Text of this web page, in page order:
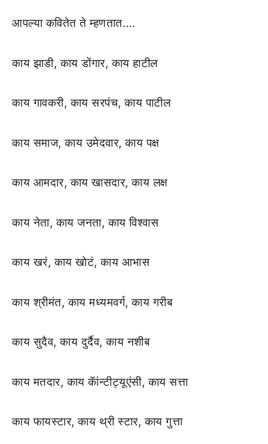
आपल्या कवितेत ते म्हणतात….
काय झाडी, काय डोंगार, काय हाटील
काय गावकरी, काय सरपंच, काय पाटील
काय समाज, काय उमेदवार, काय पक्ष
काय आमदार, काय खासदार, काय लक्ष
काय नेता, काय जनता, काय विश्वास
काय खरं, काय खोटं, काय आभास
काय श्रीमंत, काय मध्यमवर्ग, काय गरीब
काय सुदैव, काय दुर्दैव, काय नशीब
काय मतदार, काय कॅांन्टीट्यूएंसी, काय सत्ता
काय फायस्टार, काय थ्री स्टार, काय गुत्ता